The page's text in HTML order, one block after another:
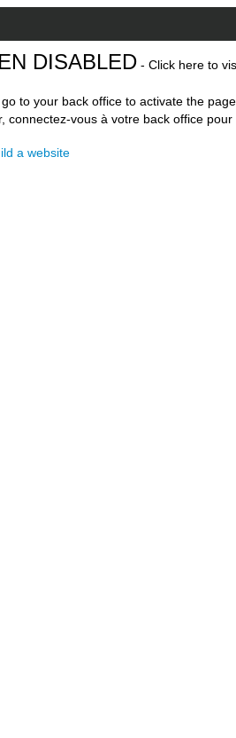
DISABLED - Click here to
to your back office to activate the
connectez-vous à votre back office
a website